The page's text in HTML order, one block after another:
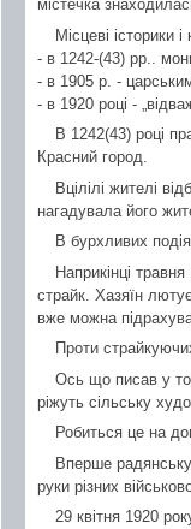
містечка
Місцеві історики
- в 1242-(43) рр..
- в 1905 р. -
- в 1920 році -
В 1242(43) році
Красний город.
Вцілілі жителі
нагадувала його
В бурхливих
Наприкінці
страйк. Хазяїн
вже можна
Проти
Ось що писав у
ріжуть сільську
Робиться це на
Вперше
руки різних
29 квітня 1920